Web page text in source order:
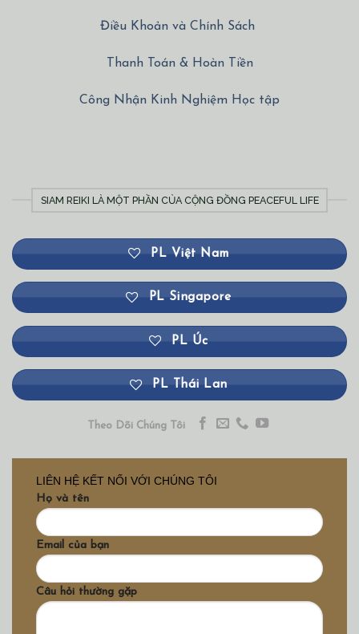
Điều Khoản và Chính Sách
Thanh Toán & Hoàn Tiền
Công Nhận Kinh Nghiệm Học tập
SIAM REIKI LÀ MỘT PHẦN CỦA CỘNG ĐỒNG PEACEFUL LIFE
PL Việt Nam
PL Singapore
PL Úc
PL Thái Lan
Theo Dõi Chúng Tôi
LIÊN HỆ KẾT NỐI VỚI CHÚNG TÔI
Họ và tên
Email của bạn
Câu hỏi thường gặp